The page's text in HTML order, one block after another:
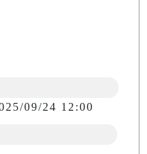
09/24 12:00